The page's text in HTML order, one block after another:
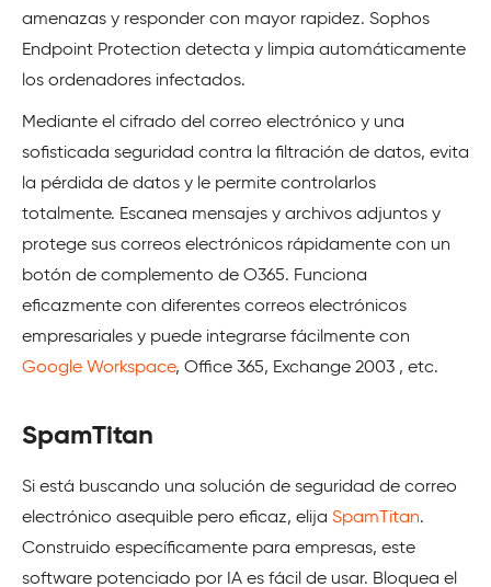
amenazas y responder con mayor rapidez. Sophos
Endpoint Protection detecta y limpia automáticamente
los ordenadores infectados.
Mediante el cifrado del correo electrónico y una
sofisticada seguridad contra la filtración de datos, evita
la pérdida de datos y le permite controlarlos
totalmente. Escanea mensajes y archivos adjuntos y
protege sus correos electrónicos rápidamente con un
botón de complemento de O365. Funciona
eficazmente con diferentes correos electrónicos
empresariales y puede integrarse fácilmente con
Google Workspace, Office 365, Exchange 2003 , etc.
SpamTitan
Si está buscando una solución de seguridad de correo
electrónico asequible pero eficaz, elija SpamTitan.
Construido específicamente para empresas, este
software potenciado por IA es fácil de usar. Bloquea el